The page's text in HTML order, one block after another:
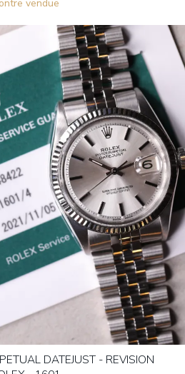
vendue
DATEJUST - REVISION